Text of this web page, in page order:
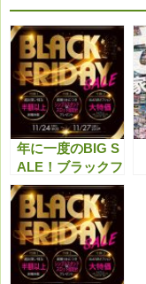
年に一度のBIG S
ALE！ブラックフ
ライデーセールを
開催します！